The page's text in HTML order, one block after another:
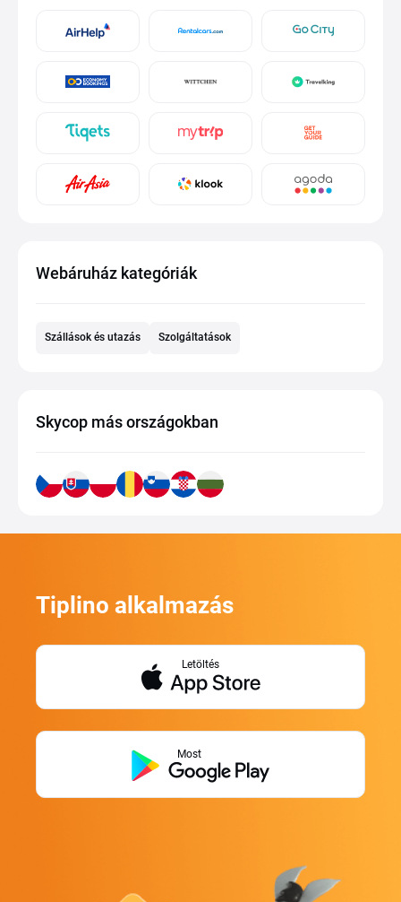
Webáruház kategóriák
Szállások és utazás Szolgáltatások
Skycop más országokban
Tiplino alkalmazás
Letöltés
Most